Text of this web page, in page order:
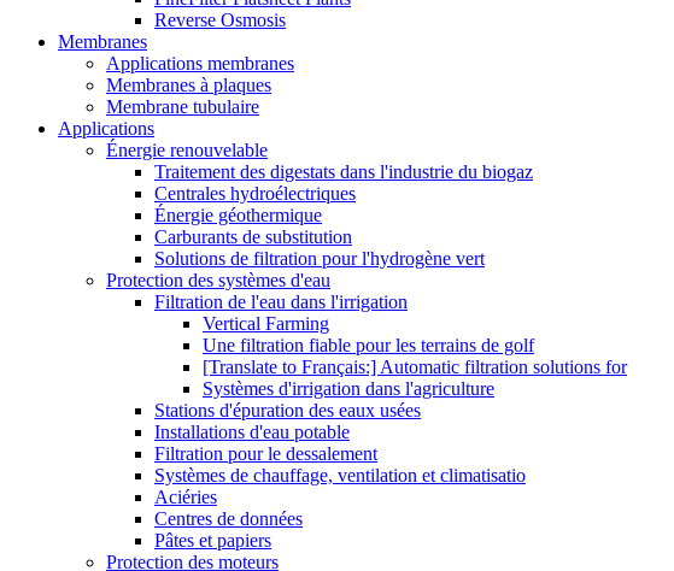
Reverse Osmosis
Membranes
Applications membranes
Membranes à plaques
Membrane tubulaire
Applications
Énergie renouvelable
Traitement des digestats dans l'industrie du biogaz
Centrales hydroélectriques
Énergie géothermique
Carburants de substitution
Solutions de filtration pour l'hydrogène vert
Protection des systèmes d'eau
Filtration de l'eau dans l'irrigation
Vertical Farming
Une filtration fiable pour les terrains de golf
[Translate to Français:] Automatic filtration solutions for
Systèmes d'irrigation dans l'agriculture
Stations d'épuration des eaux usées
Installations d'eau potable
Filtration pour le dessalement
Systèmes de chauffage, ventilation et climatisatio
Aciéries
Centres de données
Pâtes et papiers
Protection des moteurs